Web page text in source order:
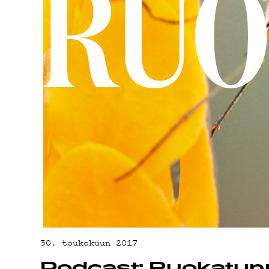
G LIVELAB
TIETOSUOJA
30. toukokuun 2017